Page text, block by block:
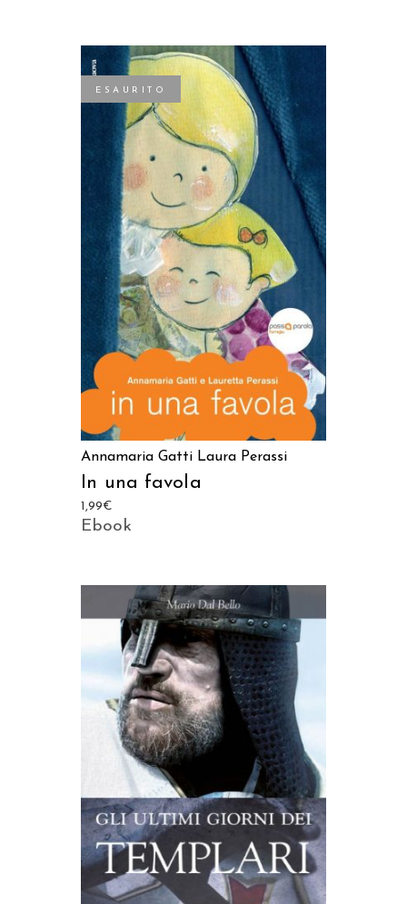
ESAURITO
LEGGI TUTTO
Annamaria Gatti Laura Perassi
In una favola
1,99€
Ebook
AGGIUNGI AL CARRELLO